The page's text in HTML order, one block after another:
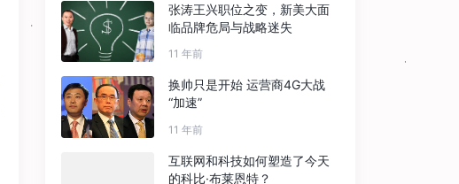
张涛王兴职位之变，新美大面
临品牌危局与战略迷失
11 年前
换帅只是开始 运营商4G大战
“加速”
11 年前
互联网和科技如何塑造了今天
的科比·布莱恩特？